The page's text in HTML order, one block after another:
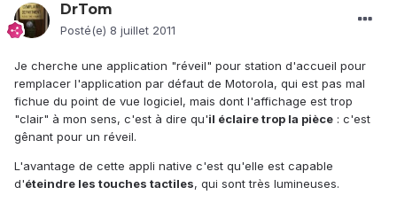
DrTom
Posté(e) 8 juillet 2011
Je cherche une application "réveil" pour station d'accueil pour
remplacer l'application par défaut de Motorola, qui est pas mal
fichue du point de vue logiciel, mais dont l'affichage est trop
"clair" à mon sens, c'est à dire qu'il éclaire trop la pièce : c'est
gênant pour un réveil.
L'avantage de cette appli native c'est qu'elle est capable
d'éteindre les touches tactiles, qui sont très lumineuses.